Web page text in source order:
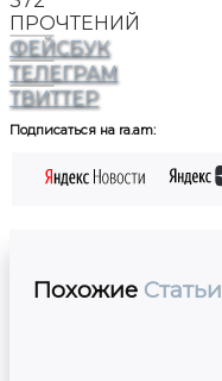
ПРОЧТЕНИЙ
ФЕЙСБУК
ТЕЛЕГРАМ
ТВИТТЕР
Подписаться на ra.am:
Похожие Статьи